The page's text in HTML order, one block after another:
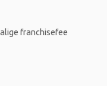
franchisefee